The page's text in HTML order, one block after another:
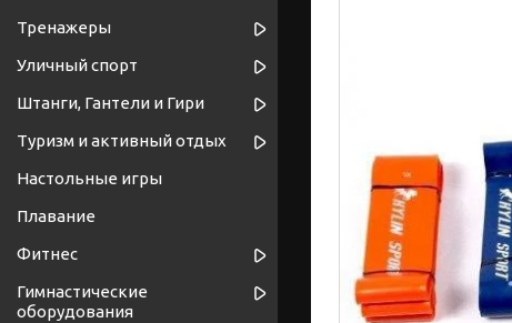
Тренажеры
Уличный спорт
Штанги, Гантели и Гири
Туризм и активный отдых
Настольные игры
Плавание
Фитнес
Гимнастические
оборудования